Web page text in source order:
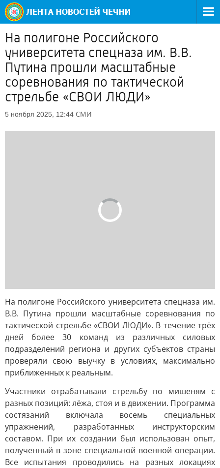
На полигоне Российского
университета спецназа им. В.В.
Путина прошли масштабные
соревнования по тактической
стрельбе «СВОИ ЛЮДИ»
5 ноября 2025, 12:44 СМИ
На полигоне Российского университета спецназа им.
В.В. Путина прошли масштабные соревнования по
тактической стрельбе «СВОИ ЛЮДИ». В течение трёх
дней более 30 команд из различных силовых
подразделений региона и других субъектов страны
проверяли свою выучку в условиях, максимально
приближенных к реальным.
Участники отрабатывали стрельбу по мишеням с
разных позиций: лёжа, стоя и в движении. Программа
состязаний включала восемь специальных
упражнений, разработанных инструкторским
составом. При их создании был использован опыт,
полученный в зоне специальной военной операции.
Все испытания проводились на разных локациях